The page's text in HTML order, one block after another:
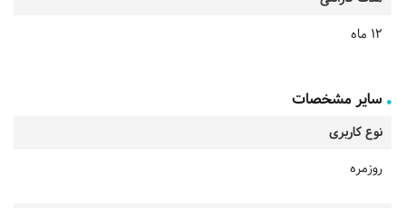
12 ماه
سایر مشخصات
نوع کاربری
روزمره